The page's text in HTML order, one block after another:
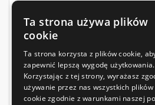
1354zł
Ta strona używa plików
cookie
Ta strona korzysta z plików cookie,
zapewnić lepszą wygodę użytkowania.
Korzystając z tej strony, wyrażasz
używanie przez nas wszystkich plików
cookie zgodnie z warunkami naszej